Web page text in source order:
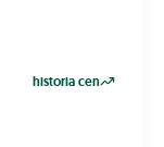
historia cen